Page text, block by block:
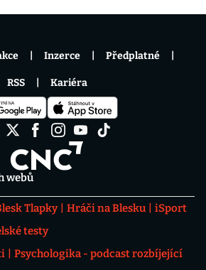
webů
Tlapky Hráči na Blesku
iSport
testy
Psychologika - podcast rozbíjející
Inzerce Předplatné
RSS Kariéra